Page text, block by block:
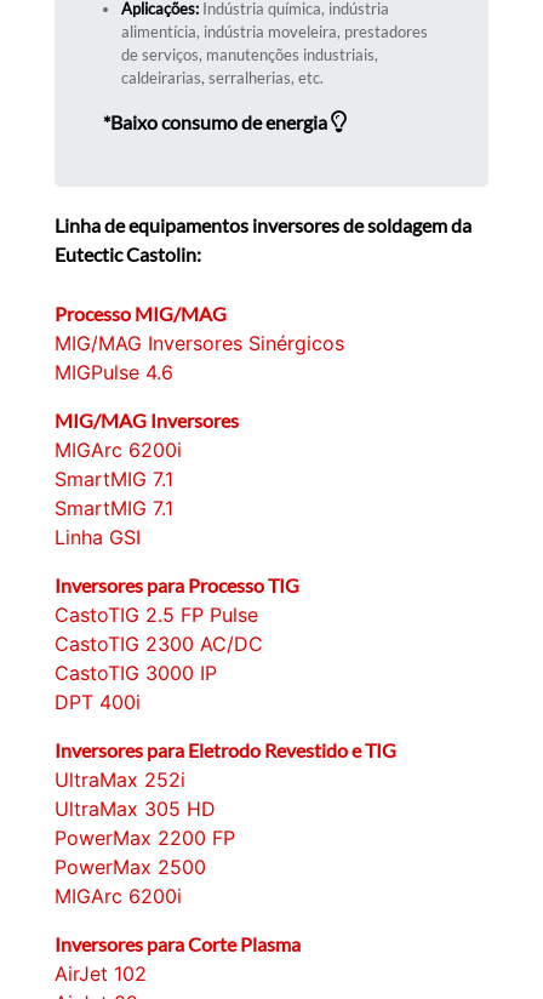
Aplicações: Indústria química, indústria
alimentícia, indústria moveleira, prestadores
de serviços, manutenções industriais,
caldeirarias, serralherias, etc.
*Baixo consumo de energia
Linha de equipamentos inversores de soldagem da
Eutectic Castolin:
Processo MIG/MAG
MIG/MAG Inversores Sinérgicos
MIGPulse 4.6
MIG/MAG Inversores
MIGArc 6200i
SmartMIG 7.1
SmartMIG 7.1
Linha GSI
Inversores para Processo TIG
CastoTIG 2.5 FP Pulse
CastoTIG 2300 AC/DC
CastoTIG 3000 IP
DPT 400i
Inversores para Eletrodo Revestido e TIG
UltraMax 252i
UltraMax 305 HD
PowerMax 2200 FP
PowerMax 2500
MIGArc 6200i
Inversores para Corte Plasma
AirJet 102